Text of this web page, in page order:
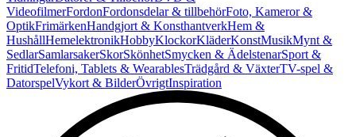
VideofilmerFordonFordonsdelar & tillbehörFoto, Kameror &
OptikFrimärkenHandgjort & KonsthantverkHem &
HushållHemelektronikHobbyKlockorKläderKonstMusikMynt &
SedlarSamlarsakerSkorSkönhetSmycken & ÄdelstenarSport &
FritidTelefoni, Tablets & WearablesTrädgård & VäxterTV-spel &
DatorspelVykort & BilderÖvrigtInspiration